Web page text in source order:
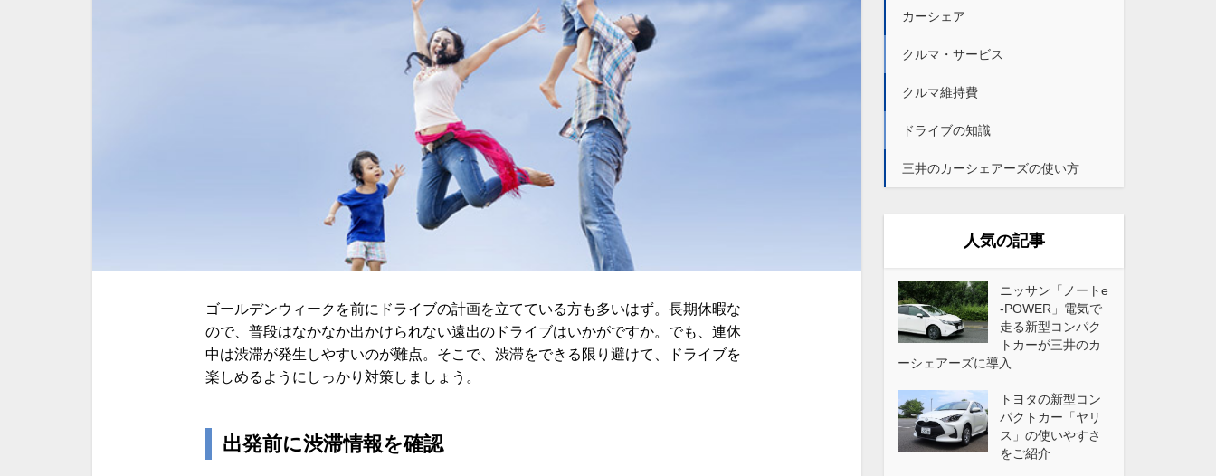
ゴールデンウィークを前にドライブの計画を立てている方も多いはず。長期休暇な
ので、普段はなかなか出かけられない遠出のドライブはいかがですか。でも、連休
中は渋滞が発生しやすいのが難点。そこで、渋滞をできる限り避けて、ドライブを
楽しめるようにしっかり対策しましょう。
出発前に渋滞情報を確認
カーシェア
クルマ・サービス
クルマ維持費
ドライブの知識
三井のカーシェアーズの使い方
人気の記事
ニッサン「ノートe
-POWER」電気で
走る新型コンパク
トカーが三井のカ
ーシェアーズに導入
トヨタの新型コン
パクトカー「ヤリ
ス」の使いやすさ
をご紹介